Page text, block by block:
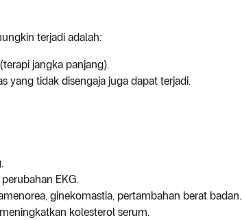
terjadi adalah:
jangka panjang).
yang tidak disengaja juga dapat terjadi.
EKG.
ginekomastia, pertambahan berat badan.
kolesterol serum.